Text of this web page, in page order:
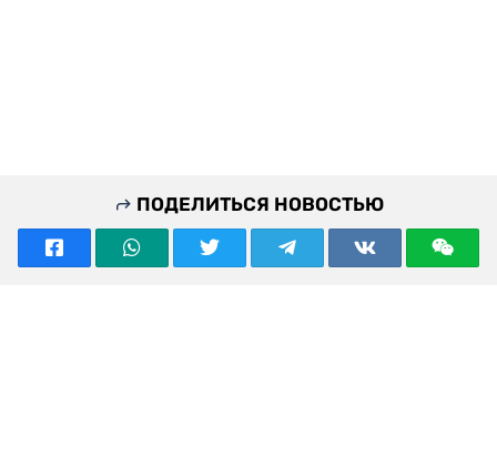
ПОДЕЛИТЬСЯ НОВОСТЬЮ